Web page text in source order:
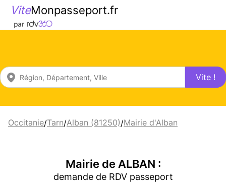
ViteMonpasseport.fr
Vite !
Occitanie/Tarn/Alban (81250)/Mairie d'Alban
Mairie de ALBAN :
demande de RDV passeport